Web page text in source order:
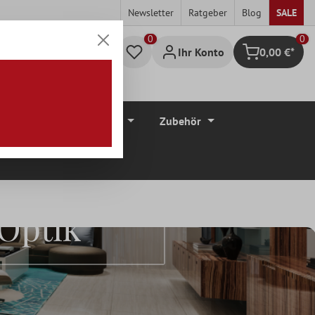
Newsletter Ratgeber Blog SALE
Ihr Konto Warenkorb
0
0,00 €*
Zubehör